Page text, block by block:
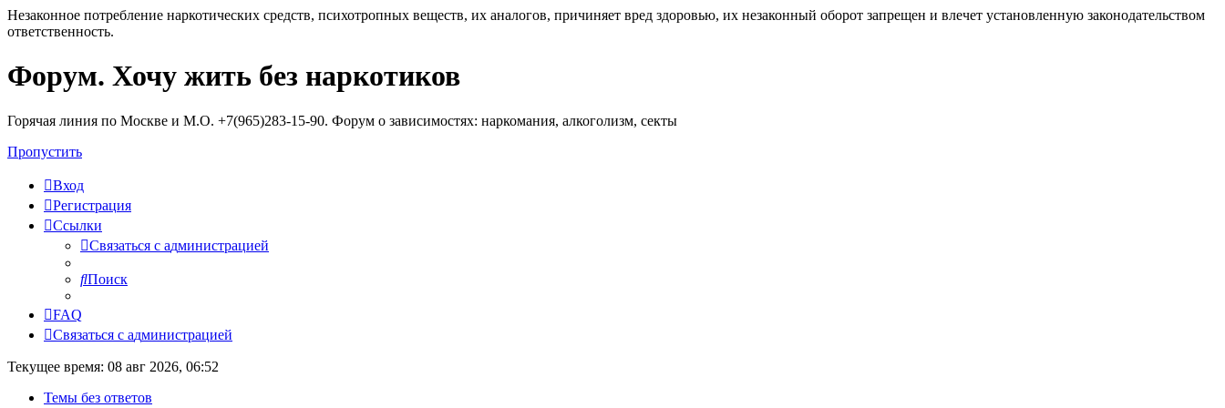
Незаконное потребление наркотических средств, психотропных веществ, их аналогов, причиняет вред здоровью, их незаконный оборот запрещен и влечет установленную законодательством
ответственность.
Регистрация
Форум. Хочу жить без наркотиков
Горячая линия по Москве и М.О. +7(965)283-15-90. Форум о зависимостях: наркомания, алкоголизм, секты
Пропустить
Вход
Регистрация
Ссылки
Связаться с администрацией
Поиск
FAQ
Связаться с администрацией
Текущее время: 08 авг 2026, 06:52
Темы без ответов